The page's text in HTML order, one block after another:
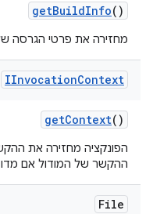
getBuildInfo()
מחזירה את פרטי הגרסה
IInvocationContext
getContext()
הפונקציה מחזירה את
ההקשר של המודול אם
File